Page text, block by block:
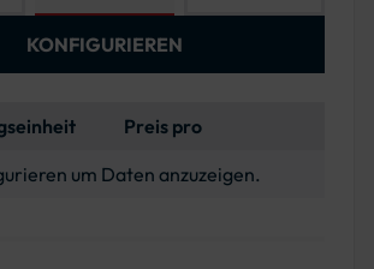
KONFIGURIEREN
Preis pro
um Daten anzuzeigen.